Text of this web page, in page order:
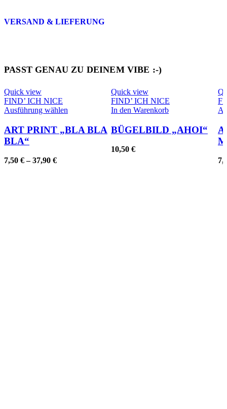
VERSAND & LIEFERUNG
PASST GENAU ZU DEINEM VIBE :-)
Quick view
FIND’ ICH NICE
Ausführung wählen
weist
mehrere
ART PRINT „BLA BLA
BLA“
7,50 €–37,90 €
Quick view
FIND’ ICH NICE
In den Warenkorb
BÜGELBILD „AHOI“
10,50 €